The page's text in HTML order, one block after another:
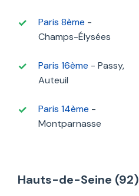
Paris 8ème -
Champs-Élysées
Paris 16ème - Passy,
Auteuil
Paris 14ème -
Montparnasse
Hauts-de-Seine (92)